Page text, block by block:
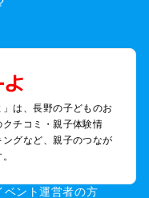
プールお出かけ
プールお出かけ
沿線のプールお出かけ
かけ
は、長野の子どものお
チコミ・親子体験情
グなど、親子のつなが
ベント運営者の方